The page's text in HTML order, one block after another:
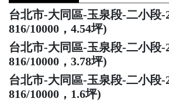
台北市-大同區-玉泉段-二小段-
816/10000，4.54坪)
台北市-大同區-玉泉段-二小段-
816/10000，3.78坪)
台北市-大同區-玉泉段-二小段-
816/10000，1.6坪)